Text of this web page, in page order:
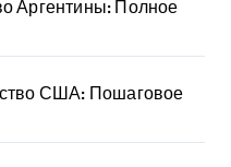
Аргентины: Полное
США: Пошаговое